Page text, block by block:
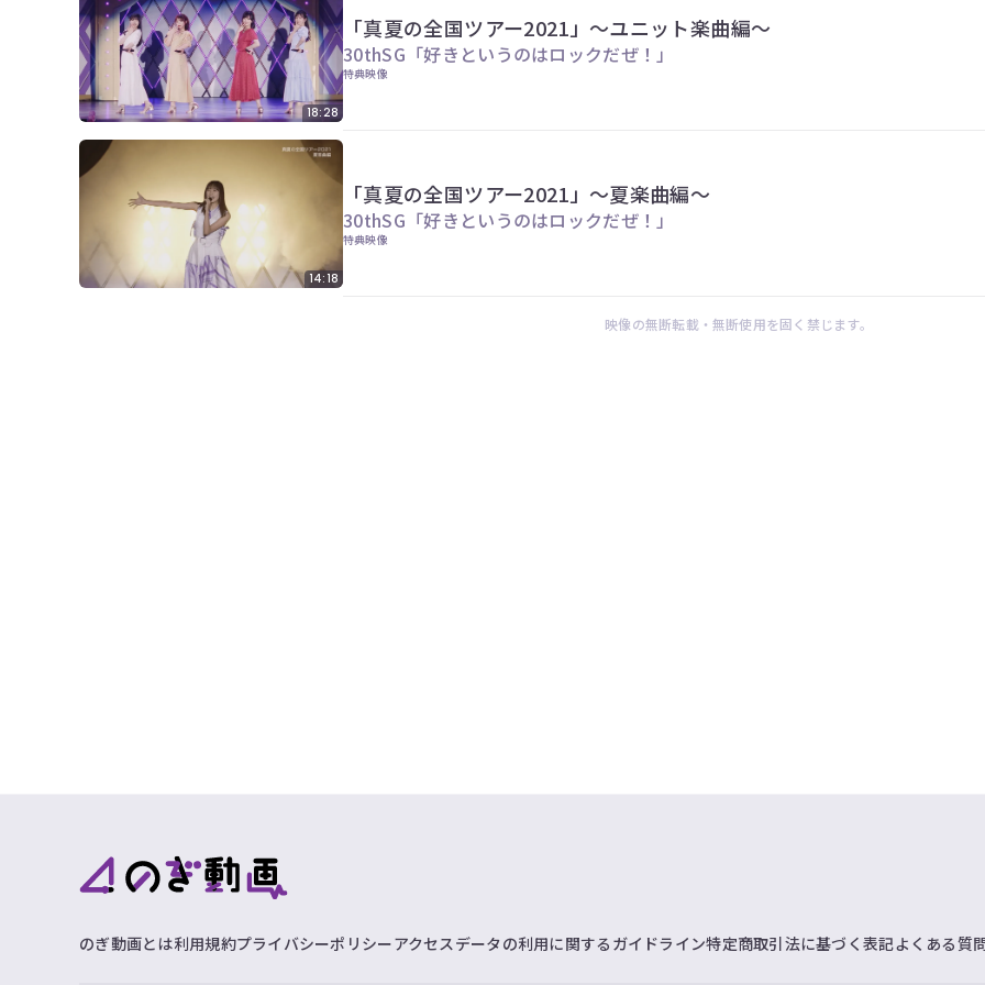
18:28
「真夏の全国ツアー2021」～ユニット楽曲編～
30thSG「好きというのはロックだぜ！」
特典映像
14:18
「真夏の全国ツアー2021」～夏楽曲編～
30thSG「好きというのはロックだぜ！」
特典映像
映像の無断転載・無断使用を固く禁じます。
のぎ動画とは利用規約プライバシーポリシーアクセスデータの利用に関するガイドライン特定商取引法に基づく表記よくある質